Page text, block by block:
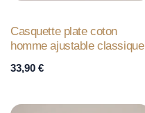
Casquette plate coton
homme ajustable classique
33,90 €